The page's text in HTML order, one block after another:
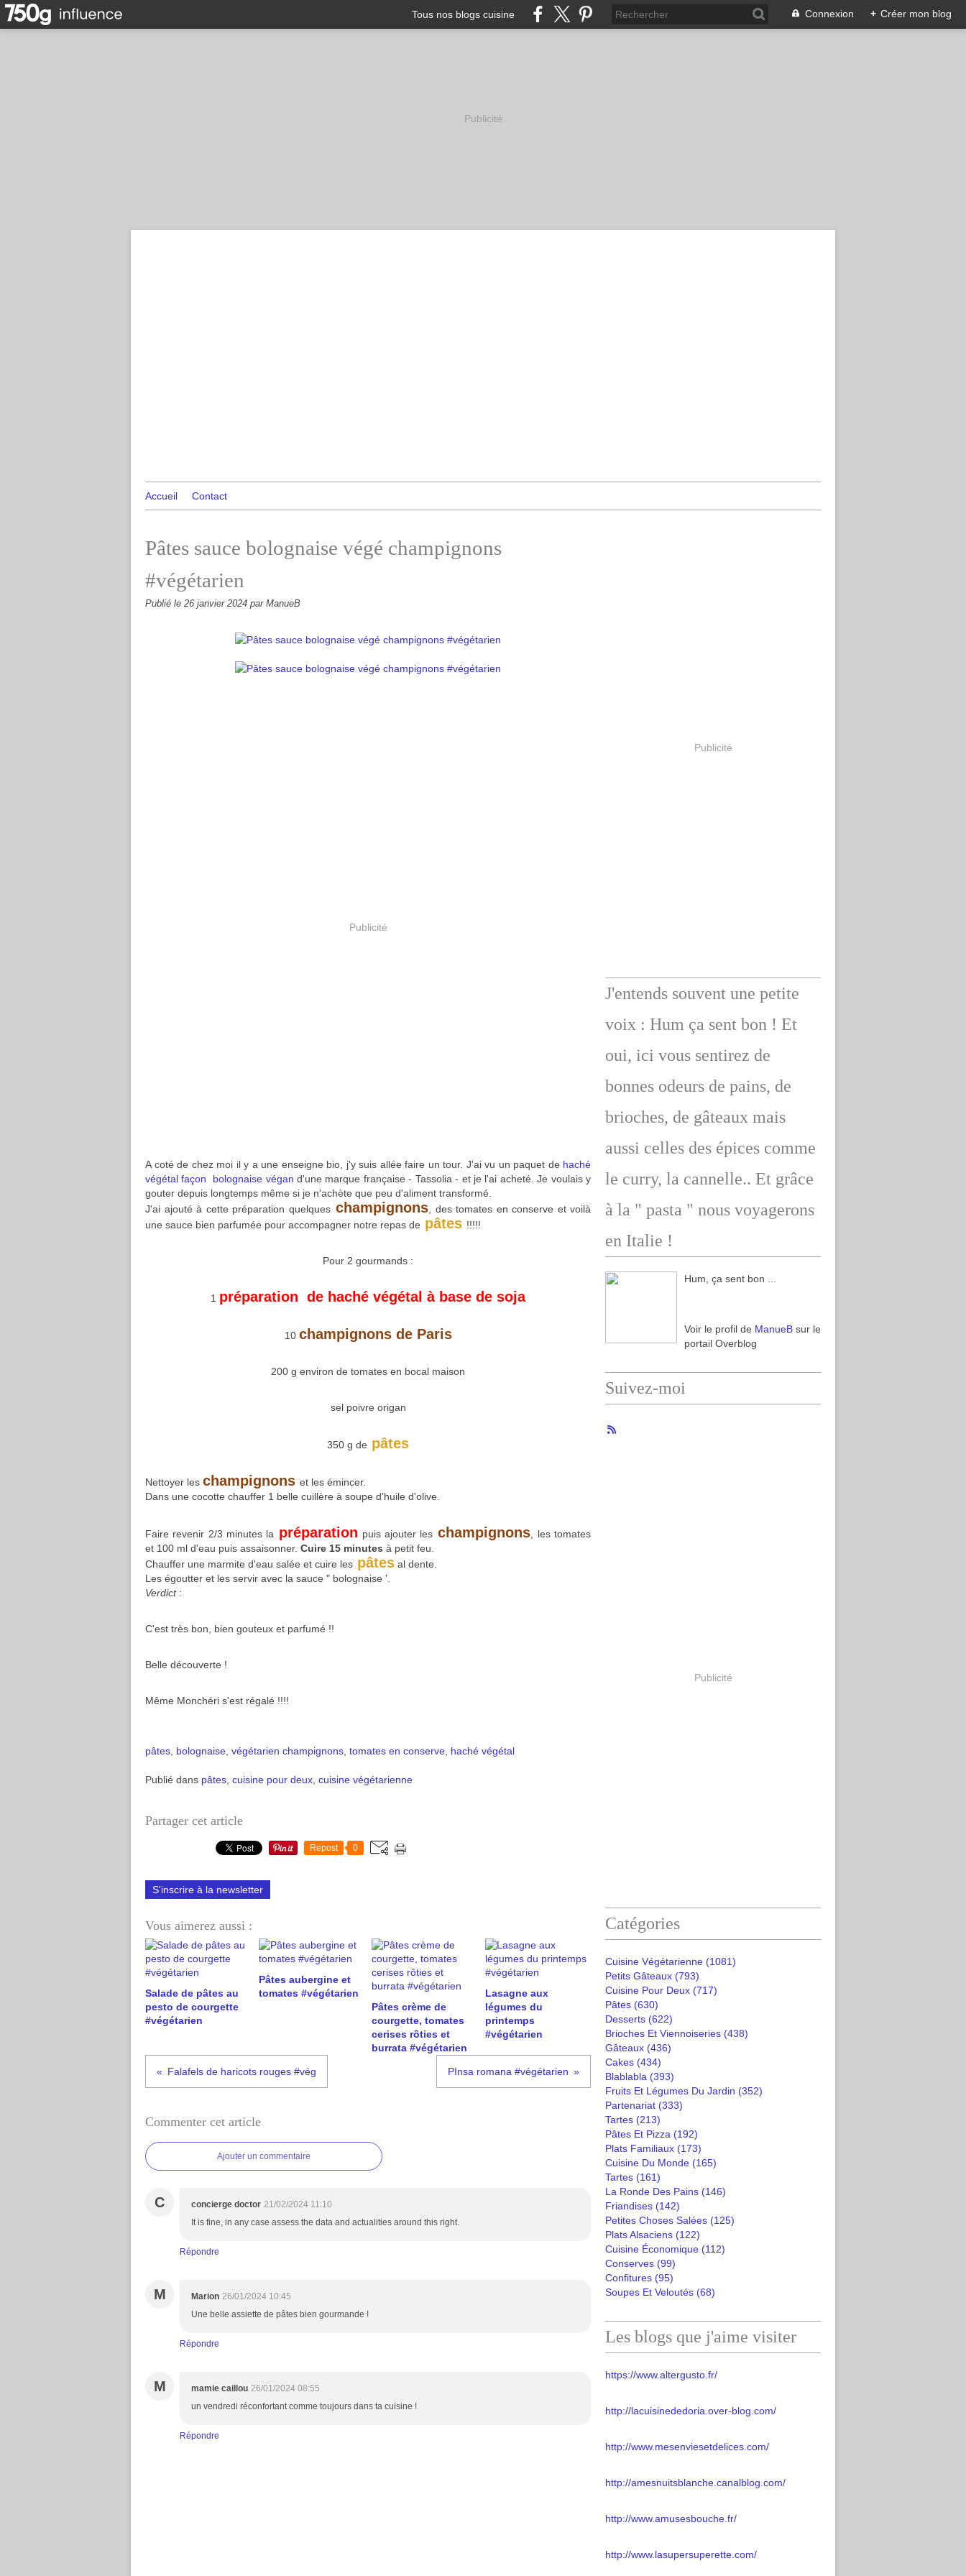
Tous nos blogs cuisine Connexion + Créer mon blog
Publicité
Accueil Contact
Pâtes sauce bolognaise végé champignons
#végétarien
Publié le 26 janvier 2024 par ManueB
Publicité
A coté de chez moi il y a une enseigne bio, j'y suis allée faire un tour. J'ai vu un paquet de haché
végétal façon bolognaise végan d'une marque française - Tassolia - et je l'ai acheté. Je voulais y
gouter depuis longtemps même si je n'achète que peu d'aliment transformé.
J'ai ajouté à cette préparation quelqueschampignons , des tomates en conserve et voilà
une sauce bien parfumée pour accompagner notre repas de pâtes !!!!!
Pour 2 gourmands :
1 préparation de haché végétal à base de soja
10 champignons de Paris
200 g environ de tomates en bocal maison
sel poivre origan
350 g de pâtes
Nettoyer les champignons et les émincer.
Dans une cocotte chauffer 1 belle cuillère à soupe d'huile d'olive.
Faire revenir 2/3 minutes la préparation puis ajouter les champignons , les tomates
et 100 ml d'eau puis assaisonner. Cuire 15 minutes à petit feu.
Chauffer une marmite d'eau salée et cuire les pâtes al dente.
Les égoutter et les servir avec la sauce " bolognaise '.
Verdict:
C'est très bon, bien gouteux et parfumé !!
Belle découverte !
Même Monchéri s'est régalé !!!!
pâtes bolognaise végétarien champignons tomates en conserve haché végétal
Publié dans pâtes cuisine pour deux cuisine végétarienne
Partager cet article
Repost 0
S'inscrire à la newsletter
Vous aimerez aussi :
Salade de pâtes au
pesto de courgette
#végétarien
Pâtes aubergine et
tomates #végétarien
Pâtes crème de
courgette, tomates
cerises rôties et
burrata #végétarien
Lasagne aux
légumes du
printemps
#végétarien
Falafels de haricots rouges #vég PInsa romana #végétarien
Commenter cet article
Ajouter un commentaire
C concierge doctor 21/02/2024 11:10
It is fine, in any case assess the data and actualities around this right.
Répondre
M Marion 26/01/2024 10:45
Une belle assiette de pâtes bien gourmande !
Répondre
M mamie caillou 26/01/2024 08:55
un vendredi réconfortant comme toujours dans ta cuisine !
Répondre
Publicité
J'entends souvent une petite
voix : Hum ça sent bon ! Et
oui, ici vous sentirez de
bonnes odeurs de pains, de
brioches, de gâteaux mais
aussi celles des épices comme
le curry, la cannelle.. Et grâce
à la " pasta " nous voyagerons
en Italie !
Hum, ça sent bon ...
Voir le profil de ManueB sur le
portail Overblog
Suivez-moi
Publicité
Catégories
Cuisine Végétarienne (1081)
Petits Gâteaux (793)
Cuisine Pour Deux (717)
Pâtes (630)
Desserts (622)
Brioches Et Viennoiseries (438)
Gâteaux (436)
Cakes (434)
Blablabla (393)
Fruits Et Légumes Du Jardin (352)
Partenariat (333)
Tartes (213)
Pâtes Et Pizza (192)
Plats Familiaux (173)
Cuisine Du Monde (165)
Tartes (161)
La Ronde Des Pains (146)
Friandises (142)
Petites Choses Salées (125)
Plats Alsaciens (122)
Cuisine Économique (112)
Conserves (99)
Confitures (95)
Soupes Et Veloutés (68)
Les blogs que j'aime visiter
https://www.altergusto.fr/
http://lacuisinededoria.over-blog.com/
http://www.mesenviesetdelices.com/
http://amesnuitsblanche.canalblog.com/
http://www.amusesbouche.fr/
http://www.lasupersuperette.com/